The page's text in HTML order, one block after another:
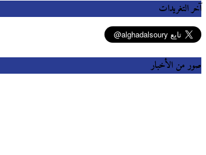
آخر التغريدات
صور من الأخبار